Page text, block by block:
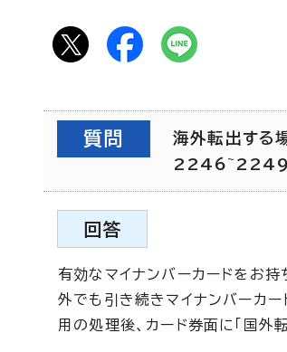
質問
海外転出する
回答
有効なマイナンバーカードをお
外でも引き続きマイナンバーカー
用の処理後、カード券面に「国外